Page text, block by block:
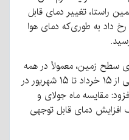
راستا، تغییر دمای قابل
داد به طوری‌که دمای هوا
سطح زمین، معمولاً در همه
دنیا به تاریخ جولای تا آگوست یعنی از ۱۵ خرداد تا ۱۵ شهریور در
مقایسه ماه جولای و
دمای قابل توجهی